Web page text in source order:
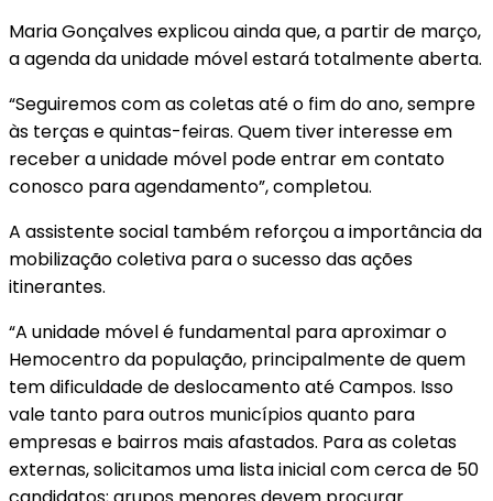
Maria Gonçalves explicou ainda que, a partir de março,
a agenda da unidade móvel estará totalmente aberta.
“Seguiremos com as coletas até o fim do ano, sempre
às terças e quintas-feiras. Quem tiver interesse em
receber a unidade móvel pode entrar em contato
conosco para agendamento”, completou.
A assistente social também reforçou a importância da
mobilização coletiva para o sucesso das ações
itinerantes.
“A unidade móvel é fundamental para aproximar o
Hemocentro da população, principalmente de quem
tem dificuldade de deslocamento até Campos. Isso
vale tanto para outros municípios quanto para
empresas e bairros mais afastados. Para as coletas
externas, solicitamos uma lista inicial com cerca de 50